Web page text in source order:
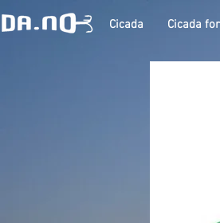
Cicada Cicada